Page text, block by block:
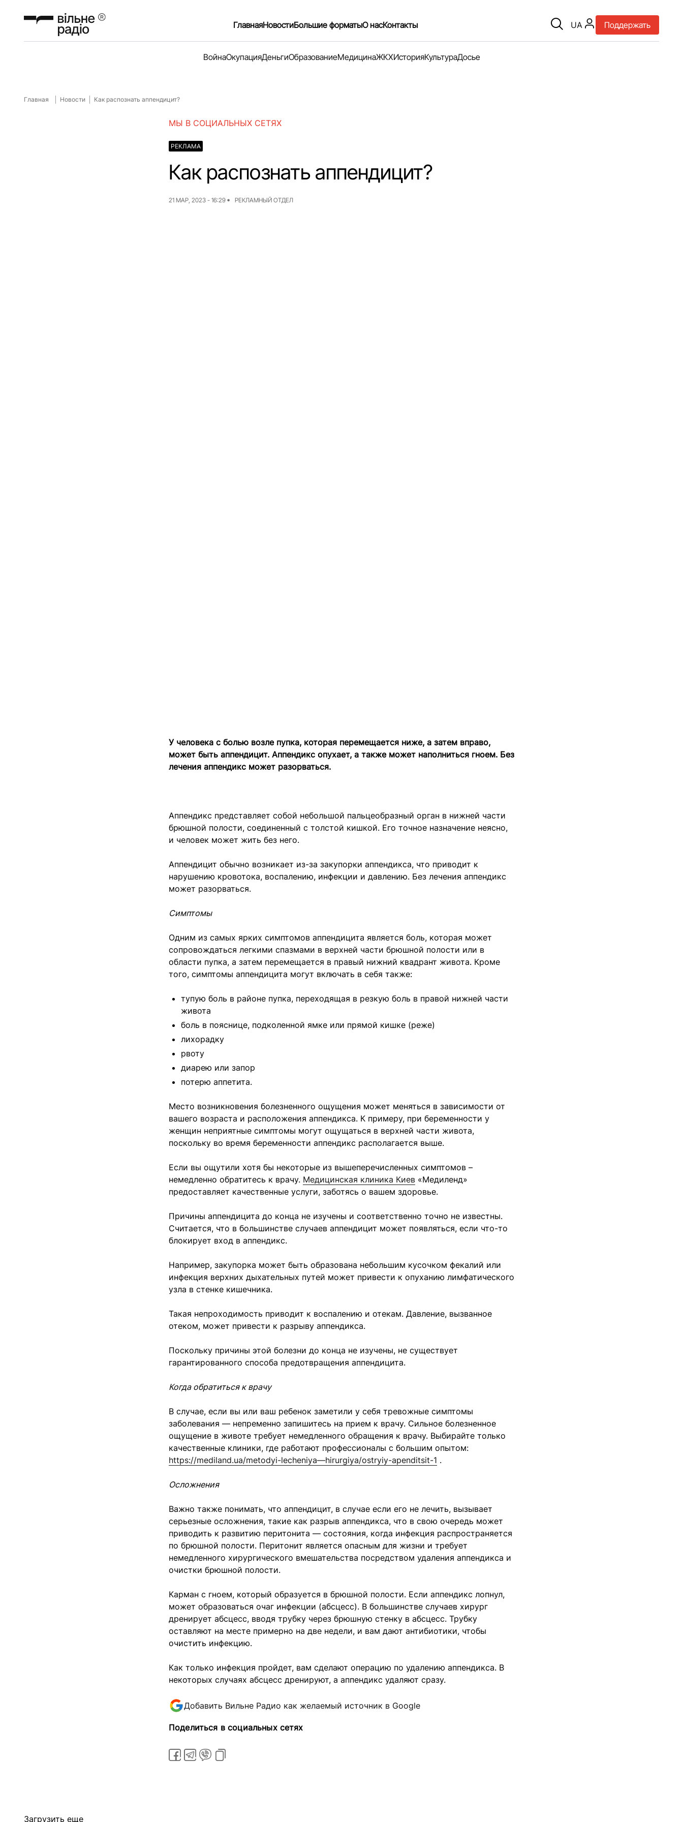
ГлавнаяНовостиБольшие форматыО насКонтакты UA Поддержать
ВойнаОкупацияДеньгиОбразованиеМедицинаЖКХИсторияКультураДосье
Главная Новости Как распознать аппендицит?
МЫ В СОЦИАЛЬНЫХ СЕТЯХ
РЕКЛАМА
Как распознать аппендицит?
21 МАР, 2023 - 16:29 РЕКЛАМНЫЙ ОТДЕЛ
У человека с болью возле пупка, которая перемещается ниже, а затем вправо,
может быть аппендицит. Аппендикс опухает, а также может наполниться гноем. Без
лечения аппендикс может разорваться.
Аппендикс представляет собой небольшой пальцеобразный орган в нижней части
брюшной полости, соединенный с толстой кишкой. Его точное назначение неясно,
и человек может жить без него.
Аппендицит обычно возникает из-за закупорки аппендикса, что приводит к
нарушению кровотока, воспалению, инфекции и давлению. Без лечения аппендикс
может разорваться.
Симптомы
Одним из самых ярких симптомов аппендицита является боль, которая может
сопровождаться легкими спазмами в верхней части брюшной полости или в
области пупка, а затем перемещается в правый нижний квадрант живота. Кроме
того, симптомы аппендицита могут включать в себя также:
тупую боль в районе пупка, переходящая в резкую боль в правой нижней части
живота
боль в пояснице, подколенной ямке или прямой кишке (реже)
лихорадку
рвоту
диарею или запор
потерю аппетита.
Место возникновения болезненного ощущения может меняться в зависимости от
вашего возраста и расположения аппендикса. К примеру, при беременности у
женщин неприятные симптомы могут ощущаться в верхней части живота,
поскольку во время беременности аппендикс располагается выше.
Если вы ощутили хотя бы некоторые из вышеперечисленных симптомов –
немедленно обратитесь к врачу. Медицинская клиника Киев «Медиленд»
предоставляет качественные услуги, заботясь о вашем здоровье.
Причины аппендицита до конца не изучены и соответственно точно не известны.
Считается, что в большинстве случаев аппендицит может появляться, если что-то
блокирует вход в аппендикс.
Например, закупорка может быть образована небольшим кусочком фекалий или
инфекция верхних дыхательных путей может привести к опуханию лимфатического
узла в стенке кишечника.
Такая непроходимость приводит к воспалению и отекам. Давление, вызванное
отеком, может привести к разрыву аппендикса.
Поскольку причины этой болезни до конца не изучены, не существует
гарантированного способа предотвращения аппендицита.
Когда обратиться к врачу
В случае, если вы или ваш ребенок заметили у себя тревожные симптомы
заболевания — непременно запишитесь на прием к врачу. Сильное болезненное
ощущение в животе требует немедленного обращения к врачу. Выбирайте только
качественные клиники, где работают профессионалы с большим опытом:
https://mediland.ua/metodyi-lecheniya—hirurgiya/ostryiy-apenditsit-1 .
Осложнения
Важно также понимать, что аппендицит, в случае если его не лечить, вызывает
серьезные осложнения, такие как разрыв аппендикса, что в свою очередь может
приводить к развитию перитонита — состояния, когда инфекция распространяется
по брюшной полости. Перитонит является опасным для жизни и требует
немедленного хирургического вмешательства посредством удаления аппендикса и
очистки брюшной полости.
Карман с гноем, который образуется в брюшной полости. Если аппендикс лопнул,
может образоваться очаг инфекции (абсцесс). В большинстве случаев хирург
дренирует абсцесс, вводя трубку через брюшную стенку в абсцесс. Трубку
оставляют на месте примерно на две недели, и вам дают антибиотики, чтобы
очистить инфекцию.
Как только инфекция пройдет, вам сделают операцию по удалению аппендикса. В
некоторых случаях абсцесс дренируют, а аппендикс удаляют сразу.
Добавить Вильне Радио как желаемый источник в Google
Поделиться в социальных сетях
Загрузить еще